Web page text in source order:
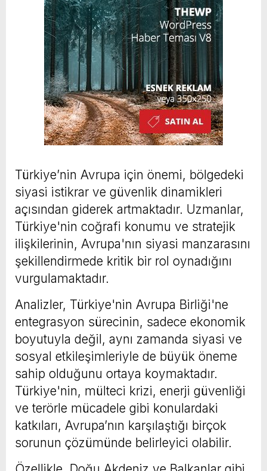
Türkiye’nin Avrupa için önemi, bölgedeki
siyasi istikrar ve güvenlik dinamikleri
açısından giderek artmaktadır. Uzmanlar,
Türkiye'nin coğrafi konumu ve stratejik
ilişkilerinin, Avrupa'nın siyasi manzarasını
şekillendirmede kritik bir rol oynadığını
vurgulamaktadır.
Analizler, Türkiye'nin Avrupa Birliği'ne
entegrasyon sürecinin, sadece ekonomik
boyutuyla değil, aynı zamanda siyasi ve
sosyal etkileşimleriyle de büyük öneme
sahip olduğunu ortaya koymaktadır.
Türkiye'nin, mülteci krizi, enerji güvenliği
ve terörle mücadele gibi konulardaki
katkıları, Avrupa’nın karşılaştığı birçok
sorunun çözümünde belirleyici olabilir.